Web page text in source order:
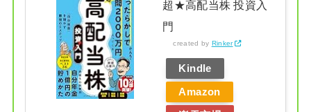
超★高配当株 投資入
門
created by Rinker
Kindle
Amazon